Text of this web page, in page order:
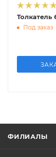
Толкатель
Под заказ
ФИЛИАЛЫ